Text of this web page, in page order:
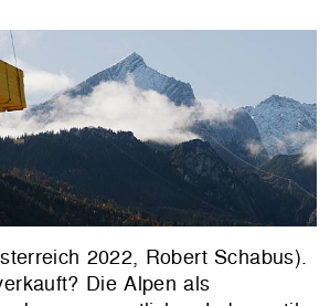
2022, Robert Schabus).
Die Alpen als